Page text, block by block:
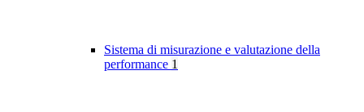
Sistema di misurazione e valutazione della
performance 1